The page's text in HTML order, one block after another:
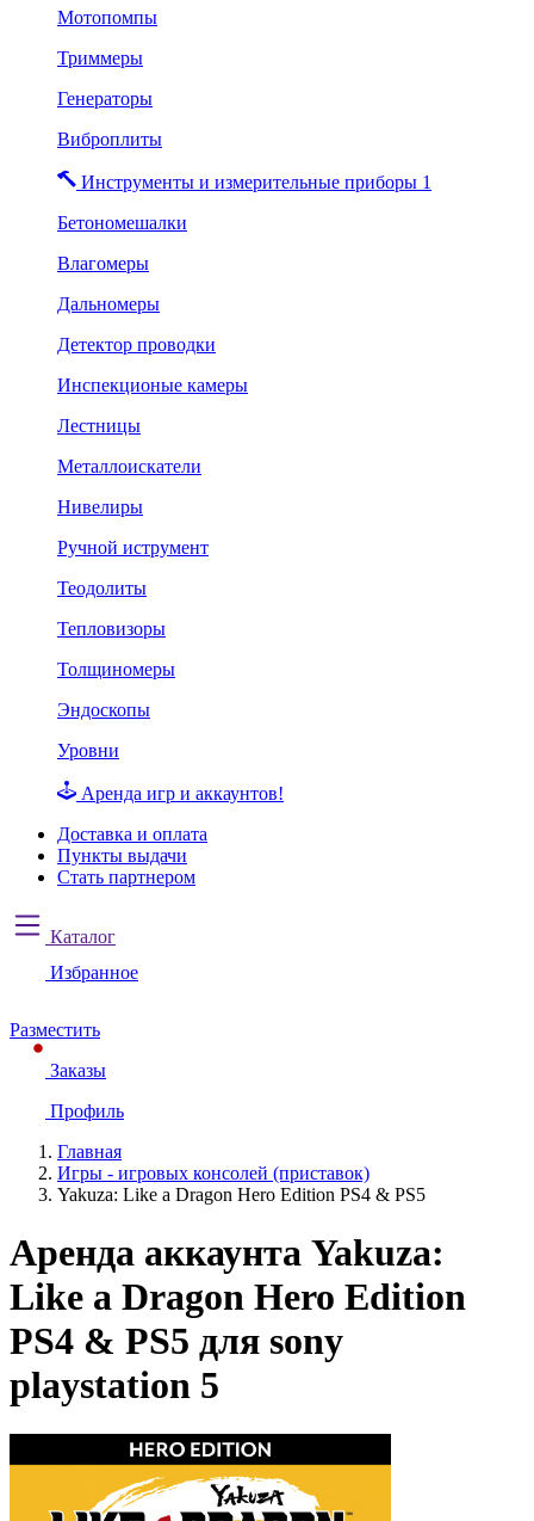
Мотопомпы
Триммеры
Генераторы
Виброплиты
Инструменты и измерительные приборы 1
Бетономешалки
Влагомеры
Дальномеры
Детектор проводки
Инспекционые камеры
Лестницы
Металлоискатели
Нивелиры
Ручной иструмент
Теодолиты
Тепловизоры
Толщиномеры
Эндоскопы
Уровни
Аренда игр и аккаунтов!
Доставка и оплата
Пункты выдачи
Стать партнером
Каталог
Избранное
Разместить
Заказы
Профиль
Главная
Игры - игровых консолей (приставок)
Yakuza: Like a Dragon Hero Edition PS4 & PS5
Аренда аккаунта Yakuza:
Like a Dragon Hero Edition
PS4 & PS5 для sony
playstation 5